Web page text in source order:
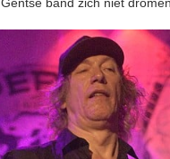
band zich niet